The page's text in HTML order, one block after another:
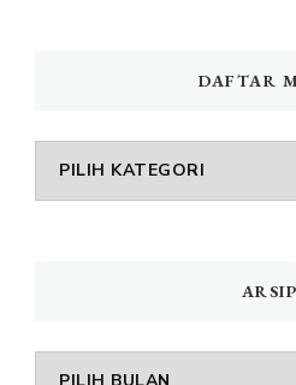
DAFTAR
DAFTAR
MENU
ARSIP
Arsip